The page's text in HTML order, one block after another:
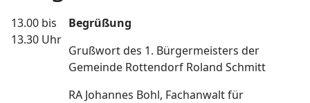
13.00 bis
13.30 Uhr
Begrüßung
Grußwort des 1. Bürgermeisters der
Gemeinde Rottendorf Roland Schmitt
RA Johannes Bohl, Fachanwalt für